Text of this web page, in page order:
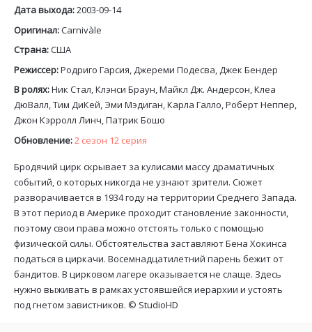
Дата выхода:2003-09-14
Оригинал:Carnivàle
Страна:США
Режиссер:Родриго Гарсия, Джереми Подесва, Джек Бендер
В ролях:Ник Стал, Клэнси Браун, Майкл Дж. Андерсон, Клеа
ДюВалл, Тим ДиКей, Эми Мэдиган, Карла Галло, Роберт Неппер,
Джон Кэрролл Линч, Патрик Бошо
Обновление:2 сезон 12 серия
Бродячий цирк скрывает за кулисами массу драматичных
событий, о которых никогда не узнают зрители. Сюжет
разворачивается в 1934 году на территории Среднего Запада.
В этот период в Америке проходит становление законности,
поэтому свои права можно отстоять только с помощью
физической силы. Обстоятельства заставляют Бена Хокинса
податься в циркачи. Восемнадцатилетний парень бежит от
бандитов. В цирковом лагере оказывается не слаще. Здесь
нужно выживать в рамках устоявшейся иерархии и устоять
под гнетом завистников. © StudioHD